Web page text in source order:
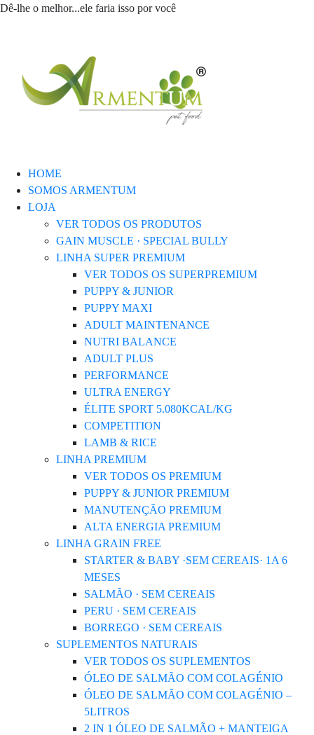
Dê-lhe o melhor...ele faria isso por você
HOME
SOMOS ARMENTUM
LOJA
VER TODOS OS PRODUTOS
GAIN MUSCLE · SPECIAL BULLY
LINHA SUPER PREMIUM
VER TODOS OS SUPERPREMIUM
PUPPY & JUNIOR
PUPPY MAXI
ADULT MAINTENANCE
NUTRI BALANCE
ADULT PLUS
PERFORMANCE
ULTRA ENERGY
ÉLITE SPORT 5.080KCAL/KG
COMPETITION
LAMB & RICE
LINHA PREMIUM
VER TODOS OS PREMIUM
PUPPY & JUNIOR PREMIUM
MANUTENÇÃO PREMIUM
ALTA ENERGIA PREMIUM
LINHA GRAIN FREE
STARTER & BABY ·SEM CEREAIS· 1A 6
MESES
SALMÃO · SEM CEREAIS
PERU · SEM CEREAIS
BORREGO · SEM CEREAIS
SUPLEMENTOS NATURAIS
VER TODOS OS SUPLEMENTOS
ÓLEO DE SALMÃO COM COLAGÉNIO
ÓLEO DE SALMÃO COM COLAGÉNIO –
5LITROS
2 IN 1 ÓLEO DE SALMÃO + MANTEIGA